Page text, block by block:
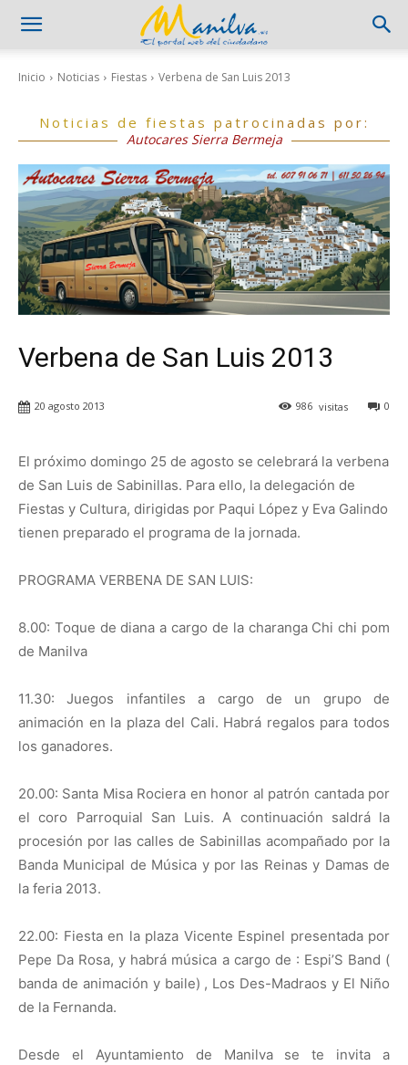
Inicio Noticias Fiestas Verbena de San Luis 2013
Noticias de fiestas patrocinadas por:
Autocares Sierra Bermeja
Verbena de San Luis 2013
20 agosto 2013 0
986 visitas
El próximo domingo 25 de agosto se celebrará la verbena
de San Luis de Sabinillas. Para ello, la delegación de
Fiestas y Cultura, dirigidas por Paqui López y Eva Galindo
tienen preparado el programa de la jornada.
PROGRAMA VERBENA DE SAN LUIS:
8.00: Toque de diana a cargo de la charanga Chi chi pom
de Manilva
11.30: Juegos infantiles a cargo de un grupo de
animación en la plaza del Cali. Habrá regalos para todos
los ganadores.
20.00: Santa Misa Rociera en honor al patrón cantada por
el coro Parroquial San Luis. A continuación saldrá la
procesión por las calles de Sabinillas acompañado por la
Banda Municipal de Música y por las Reinas y Damas de
la feria 2013.
22.00: Fiesta en la plaza Vicente Espinel presentada por
Pepe Da Rosa, y habrá música a cargo de : Espi’S Band (
banda de animación y baile) , Los Des-Madraos y El Niño
de la Fernanda.
Desde el Ayuntamiento de Manilva se te invita a